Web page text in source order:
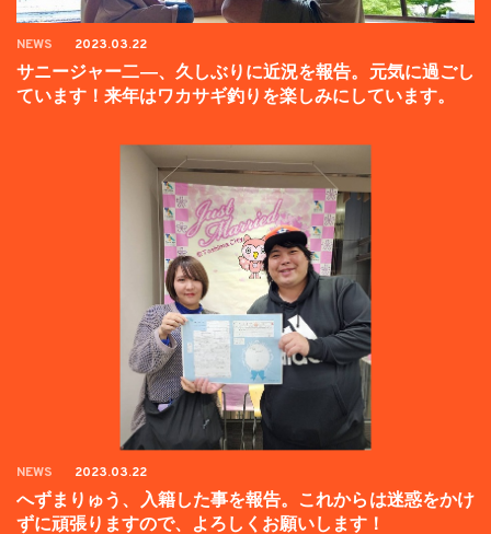
NEWS 2023.03.22
サニージャー二―、久しぶりに近況を報告。元気に過ごし
ています！来年はワカサギ釣りを楽しみにしています。
NEWS 2023.03.22
へずまりゅう、入籍した事を報告。これからは迷惑をかけ
ずに頑張りますので、よろしくお願いします！